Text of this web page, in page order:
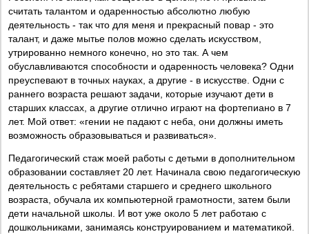
считать талантом и одаренностью абсолютно любую
деятельность - так что для меня и прекрасный повар - это
талант, и даже мытье полов можно сделать искусством,
утрированно немного конечно, но это так. А чем
обуславливаются способности и одаренность человека? Одни
преуспевают в точных науках, а другие - в искусстве. Одни с
раннего возраста решают задачи, которые изучают дети в
старших классах, а другие отлично играют на фортепиано в 7
лет. Мой ответ: «гении не падают с неба, они должны иметь
возможность образовываться и развиваться».
Педагогический стаж моей работы с детьми в дополнительном
образовании составляет 20 лет. Начинала свою педагогическую
деятельность с ребятами старшего и среднего школьного
возраста, обучала их компьютерной грамотности, затем были
дети начальной школы. И вот уже около 5 лет работаю с
дошкольниками, занимаясь конструированием и математикой.